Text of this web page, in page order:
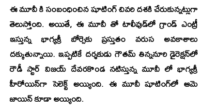
ఈ మూవీ కి సంబంధించిన షూటింగ్ చివరి దశకి చేరుకున్నట్లుగా
తెలుస్తోంది. అయితే, ఈ మూవీ తో టాలీవుడ్‌లో గ్రాండ్ ఎంట్రీ
ఇస్తున్న భాగ్యశ్రీ బోర్సెకు ప్రస్తుతం వరుస అవకాశాలు
దక్కుతున్నాయి. ఇప్పటికే దర్శకుడు గౌతమ్ తిన్ననూరి డైరెక్షన్‌లో
రౌడీ స్టార్ విజయ్ దేవరకొండనటిస్తున్న మూవీ లో భాగ్యశ్రీ
హీరోయిన్‌గా సెలెక్ట్ అయ్యింది. ఈ మూవీ షూటింగ్‌లో ఆమె
జాయిన్ కూడా అయ్యింది.